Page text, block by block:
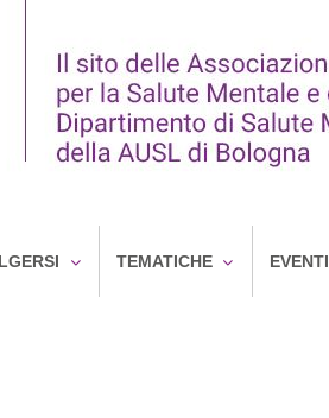
TEMATICHE EVENTI